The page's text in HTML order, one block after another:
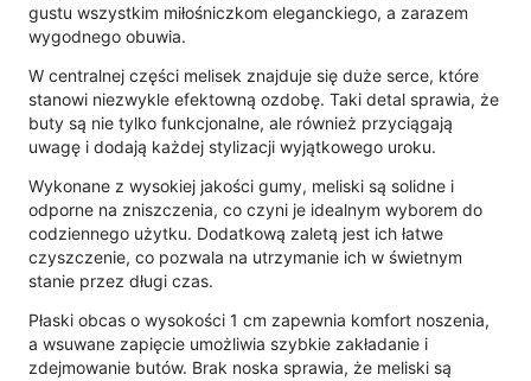
gustu wszystkim miłośniczkom eleganckiego, a zarazem
wygodnego obuwia.
W centralnej części melisek znajduje się duże serce, które
stanowi niezwykle efektowną ozdobę. Taki detal sprawia, że
buty są nie tylko funkcjonalne, ale również przyciągają
uwagę i dodają każdej stylizacji wyjątkowego uroku.
Wykonane z wysokiej jakości gumy, meliski są solidne i
odporne na zniszczenia, co czyni je idealnym wyborem do
codziennego użytku. Dodatkową zaletą jest ich łatwe
czyszczenie, co pozwala na utrzymanie ich w świetnym
stanie przez długi czas.
Płaski obcas o wysokości 1 cm zapewnia komfort noszenia,
a wsuwane zapięcie umożliwia szybkie zakładanie i
zdejmowanie butów. Brak noska sprawia, że meliski są